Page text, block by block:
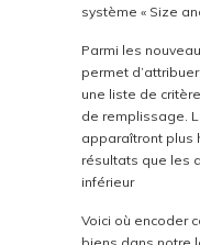
système « Size
Parmi les
permet
une liste de
de remplissage.
apparaîtront plus
résultats que les
inférieur
Voici où encoder